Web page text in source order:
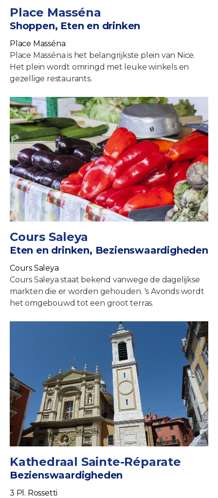
Place Masséna
Shoppen, Eten en drinken
Place Masséna
Place Masséna is het belangrijkste plein van Nice.
Het plein wordt omringd met leuke winkels en
gezellige restaurants.
Cours Saleya
Eten en drinken, Bezienswaardigheden
Cours Saleya
Cours Saleya staat bekend vanwege de dagelijkse
markten die er worden gehouden. 's Avonds wordt
het omgebouwd tot een groot terras.
Kathedraal Sainte-Réparate
Bezienswaardigheden
3 Pl. Rossetti